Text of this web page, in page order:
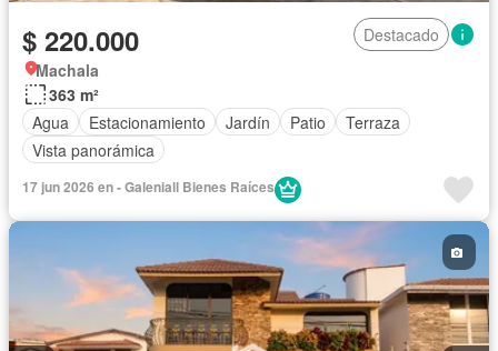
$ 220.000
Destacado
Machala
363 m²
Agua
Estacionamiento Jardín Patio
Terraza
Vista panorámica
17 jun 2026 en - Galeniall Bienes Raíces